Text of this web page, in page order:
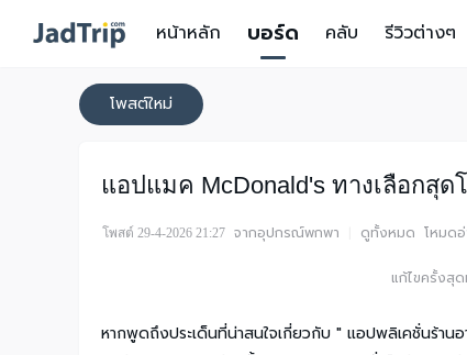
หน้าหลัก บอร์ด คลับ รีวิวต่างๆ
โพสต์ใหม่
แอปแมค McDonald's ทางเลือกสุ
โพสต์ 29-4-2026 21:27 จากอุปกรณ์พกพา ดูทั้งหมด โหมด
แก้ไขครั้งสุ
หากพูดถึงประเด็นที่น่าสนใจเกี่ยวกับ " แอปพลิเคชั่นร้าน